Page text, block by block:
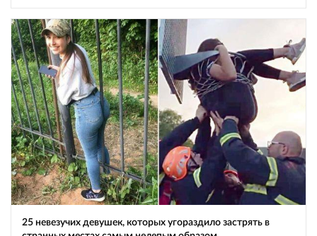
25 невезучих девушек, которых угораздило застрять в